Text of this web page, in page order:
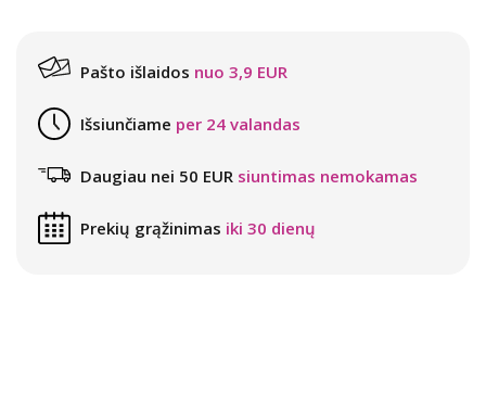
Pašto išlaidos nuo 3,9 EUR
Išsiunčiame per 24 valandas
Daugiau nei 50 EUR siuntimas nemokamas
Prekių grąžinimas iki 30 dienų